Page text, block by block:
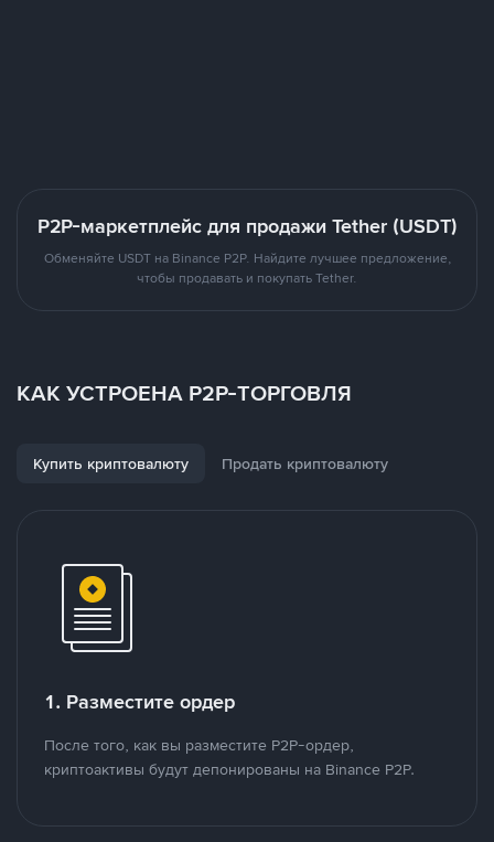
P2P-маркетплейс для продажи Tether (USDT)
Обменяйте USDT на Binance P2P. Найдите лучшее предложение,
чтобы продавать и покупать Tether.
КАК УСТРОЕНА P2P-ТОРГОВЛЯ
Купить криптовалюту Продать криптовалюту
1. Разместите ордер
После того, как вы разместите P2P-ордер,
криптоактивы будут депонированы на Binance P2P.